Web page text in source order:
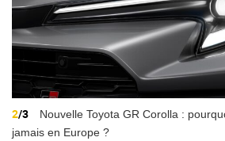
2/3
Nouvelle Toyota GR Corolla :
jamais en Europe ?